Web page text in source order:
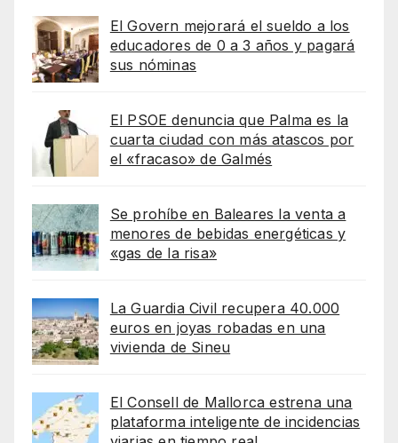
El Govern mejorará el sueldo a los
educadores de 0 a 3 años y pagará
sus nóminas
El PSOE denuncia que Palma es la
cuarta ciudad con más atascos por
el «fracaso» de Galmés
Se prohíbe en Baleares la venta a
menores de bebidas energéticas y
«gas de la risa»
La Guardia Civil recupera 40.000
euros en joyas robadas en una
vivienda de Sineu
El Consell de Mallorca estrena una
plataforma inteligente de incidencias